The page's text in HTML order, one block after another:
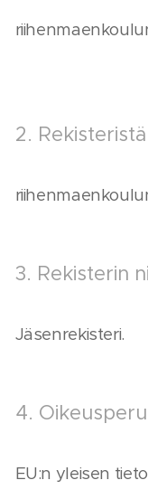
2.
3. Rekisterin
Jäsenrekisteri.
4.
EU:n yleisen